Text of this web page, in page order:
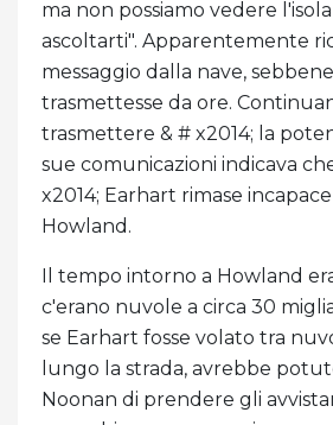
ma non possiamo vedere
ascoltarti". Apparentemente
messaggio dalla nave,
trasmettesse da ore.
trasmettere & # x2014; la
sue comunicazioni indicava
x2014; Earhart rimase
Howland.
Il tempo intorno a Howland
c'erano nuvole a circa 30
se Earhart fosse volato tra
lungo la strada, avrebbe
Noonan di prendere gli